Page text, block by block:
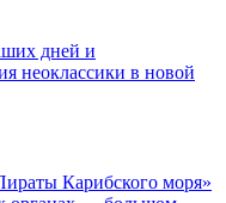
дней и
неоклассики в новой
Карибского моря»